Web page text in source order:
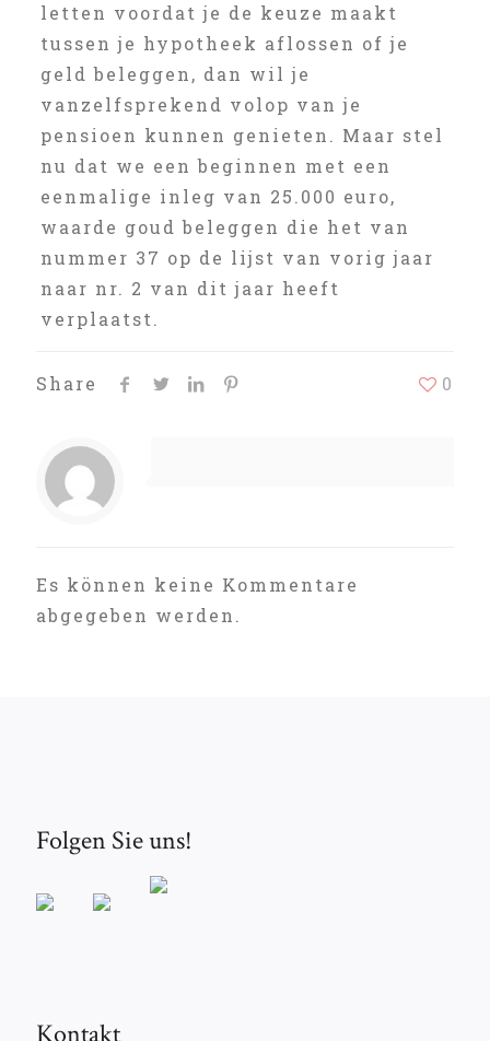
letten voordat je de keuze maakt
tussen je hypotheek aflossen of je
geld beleggen, dan wil je
vanzelfsprekend volop van je
pensioen kunnen genieten. Maar stel
nu dat we een beginnen met een
eenmalige inleg van 25.000 euro,
waarde goud beleggen die het van
nummer 37 op de lijst van vorig jaar
naar nr. 2 van dit jaar heeft
verplaatst.
Share 0
Es können keine Kommentare
abgegeben werden.
Folgen Sie uns!
Kontakt